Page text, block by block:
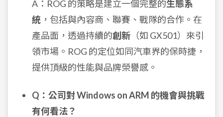
A：ROG 的策略是建立一個完整的生態系
統 ，包括與內容商、聯賽、戰隊的合作。在
產品面，透過持續的創新 （如 GX501）來引
領市場。ROG 的定位如同汽車界的保時捷，
提供頂級的性能與品牌榮譽感。
Q：公司對 Windows on ARM 的機會與挑戰
有何看法？